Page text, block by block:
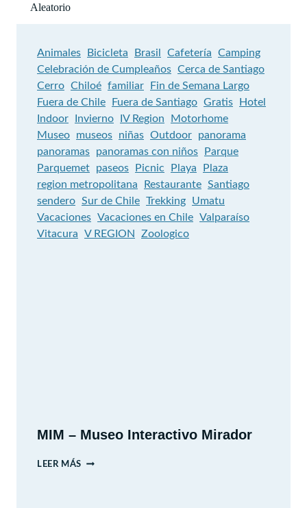
Aleatorio
Animales Bicicleta Brasil Cafetería
Camping
Celebración de Cumpleaños Cerca de Santiago
Cerro Chiloé familiar
Fin de Semana Largo
Fuera de Chile
Fuera de Santiago Gratis
Hotel
Indoor
Invierno IV Region
Motorhome
Museo
museos niñas Outdoor
panorama
panoramas
panoramas con niños
Parque
Parquemet
paseos Picnic Playa
Plaza
region metropolitana
Restaurante Santiago
sendero Sur de Chile Trekking
Umatu
Vacaciones Vacaciones en Chile Valparaíso
Vitacura
V REGION Zoologico
MIM – Museo Interactivo Mirador
LEER MÁS MIM